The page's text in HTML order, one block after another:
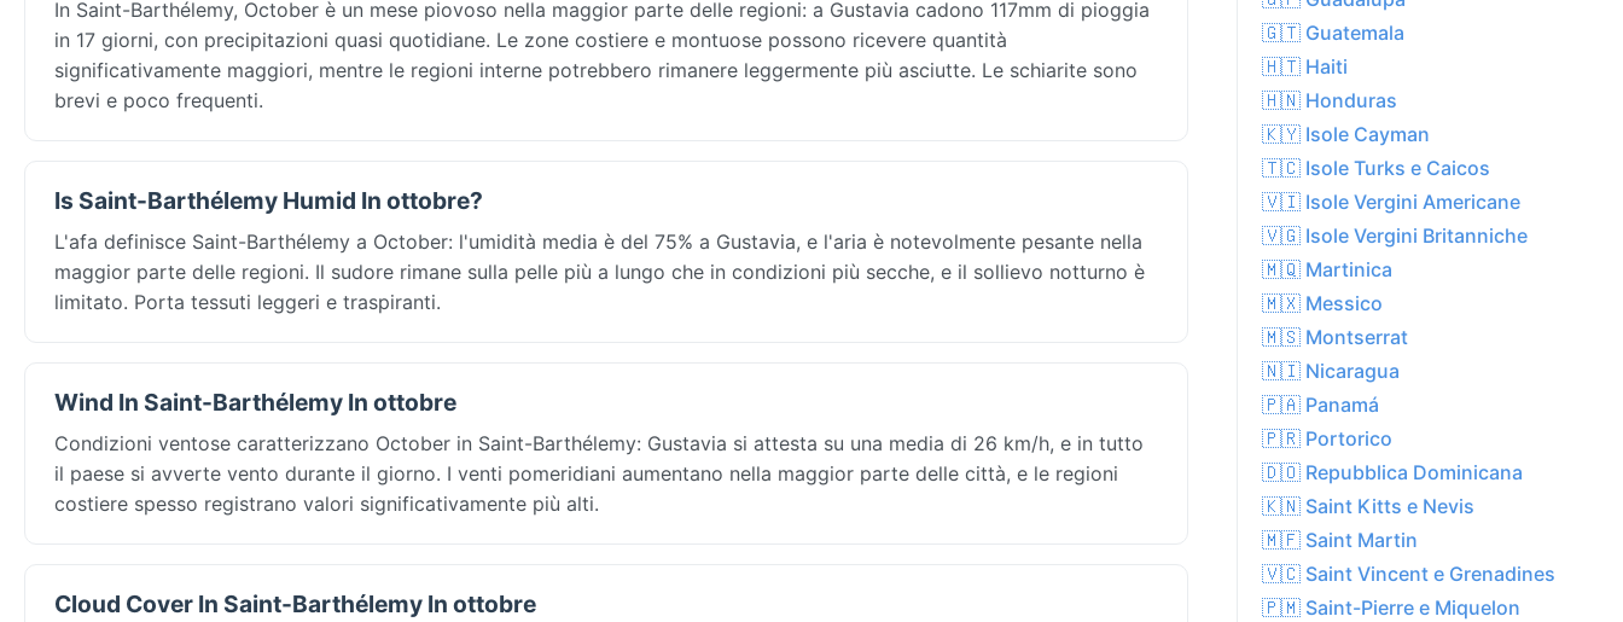
In Saint-Barthélemy, October è un mese piovoso nella maggior parte delle regioni: a Gustavia cadono 117mm di pioggia
in 17 giorni, con precipitazioni quasi quotidiane. Le zone costiere e montuose possono ricevere quantità
significativamente maggiori, mentre le regioni interne potrebbero rimanere leggermente più asciutte. Le schiarite sono
brevi e poco frequenti.
Is Saint-Barthélemy Humid In ottobre?
L'afa definisce Saint-Barthélemy a October: l'umidità media è del 75% a Gustavia, e l'aria è notevolmente pesante nella
maggior parte delle regioni. Il sudore rimane sulla pelle più a lungo che in condizioni più secche, e il sollievo notturno è
limitato. Porta tessuti leggeri e traspiranti.
Wind In Saint-Barthélemy In ottobre
Condizioni ventose caratterizzano October in Saint-Barthélemy: Gustavia si attesta su una media di 26 km/h, e in tutto
il paese si avverte vento durante il giorno. I venti pomeridiani aumentano nella maggior parte delle città, e le regioni
costiere spesso registrano valori significativamente più alti.
Cloud Cover In Saint-Barthélemy In ottobre
🇬🇹 Guatemala
🇭🇹 Haiti
🇭🇳 Honduras
🇰🇾 Isole Cayman
🇹🇨 Isole Turks e Caicos
🇻🇮 Isole Vergini Americane
🇻🇬 Isole Vergini Britanniche
🇲🇶 Martinica
🇲🇽 Messico
🇲🇸 Montserrat
🇳🇮 Nicaragua
🇵🇦 Panamá
🇵🇷 Portorico
🇩🇴 Repubblica Dominicana
🇰🇳 Saint Kitts e Nevis
🇲🇫 Saint Martin
🇻🇨 Saint Vincent e Grenadines
🇵🇲 Saint-Pierre e Miquelon